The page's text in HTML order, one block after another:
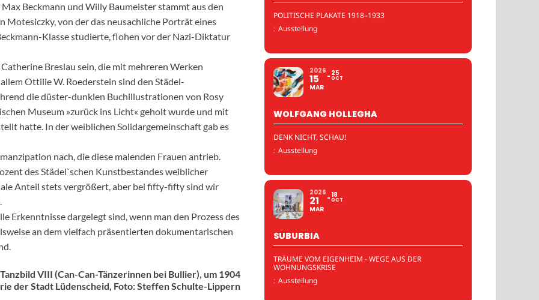
Beckmann und Willy Baumeister stammt aus den
Motesiczky, von der das neusachliche Porträt eines
Klasse studierte, flohen vor der Nazi-Diktatur
Breslau sein, die mit mehreren Werken
Ottilie W. Roederstein sind den Städel-
die düster-dunklen Buchillustrationen von Rosy
Museum »zurück ins Licht« geholt wurde und mit
hatte. In der weiblichen Solidargemeinschaft gab es
nach, die diese malenden Frauen antrieb.
des Städel`schen Kunstbestandes weiblicher
Anteil stets vergrößert, aber bei fifty-fifty sind wir
Erkenntnisse dargelegt sind, wenn man den Prozess des
an dem vielfach präsentierten dokumentarischen
VIII (Can-Can-Tänzerinnen bei Bullier), um 1904
der Stadt Lüdenscheid, Foto: Steffen Schulte-Lippern
POLITISCHE PLAKATE 1918–1933
: Ausstellung
2026
15
MAR
25
OCT
WOLFGANG HOLLEGHA
DENK NICHT, SCHAU!
: Ausstellung
2026
21
MAR
18
OCT
SUBURBIA
TRÄUME VOM EIGENHEIM - WEGE AUS DER
WOHNUNGSKRISE
: Ausstellung